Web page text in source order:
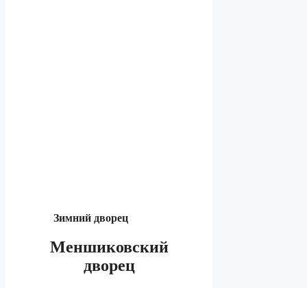
Зимний дворец
Меншиковский
дворец